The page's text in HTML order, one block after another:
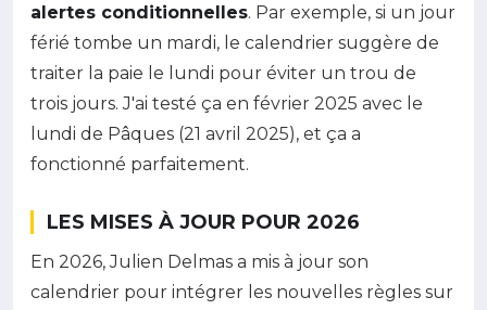
alertes conditionnelles. Par exemple, si un jour
férié tombe un mardi, le calendrier suggère de
traiter la paie le lundi pour éviter un trou de
trois jours. J'ai testé ça en février 2025 avec le
lundi de Pâques (21 avril 2025), et ça a
fonctionné parfaitement.
LES MISES À JOUR POUR 2026
En 2026, Julien Delmas a mis à jour son
calendrier pour intégrer les nouvelles règles sur